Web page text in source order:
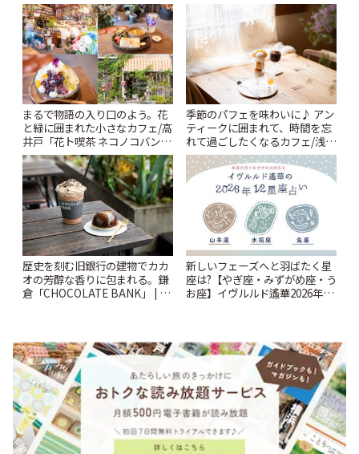
「Kimamaya T&K」 | ことりっ
ぷ
まるで物語の入り口のよう。花
と緑に囲まれた小さなカフェ/高
井戸「花ト喫茶 ネコノコバン」
| ことりっぷ
季節のパフェを味わいに♪ アン
ティークに囲まれて、時間を忘
れて過ごしたくなるカフェ/浅草
「annorum cafe」 | ことりっぷ
歴史を刻む旧銀行の建物でカカ
オの芳醇な香りに包まれる。鎌
倉「CHOCOLATE BANK」 | こ
新しいフェーズへと羽ばたく星
座は?【やぎ座・みずがめ座・う
お座】イヴルルド遙華2026年の